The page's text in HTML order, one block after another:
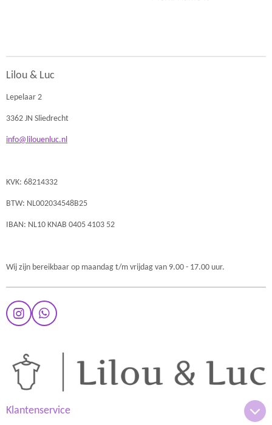
Lilou & Luc
Lepelaar 2
3362 JN Sliedrecht
info@lilouenluc.nl
KVK: 68214332
BTW: NL002034548B25
IBAN: NL10 KNAB 0405 4103 52
Wij zijn bereikbaar op maandag t/m vrijdag van 9.00 - 17.00 uur.
I
n
a
r
m
W
h
Klantenservice